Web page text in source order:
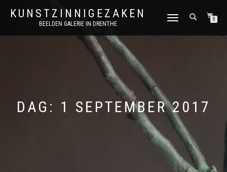
KUNSTZINNIGEZAKEN
BEELDEN GALERIE IN DRENTHE
SCHAKEL
MENU
0
DAG: 1 SEPTEMBER 2017